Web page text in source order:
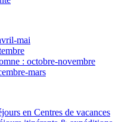
mai
: octobre-novembre
mars
en Centres de vacances